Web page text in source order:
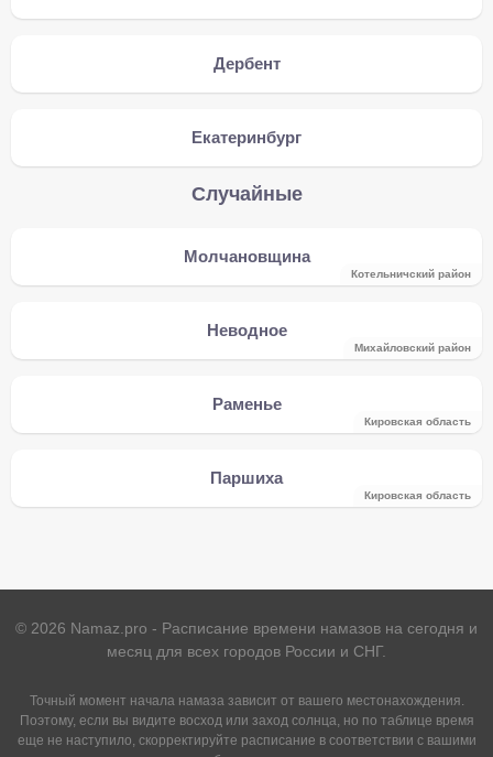
Дербент
Екатеринбург
Случайные
Молчановщина
Котельничский район
Неводное
Михайловский район
Раменье
Кировская область
Паршиха
Кировская область
© 2026 Namaz.pro - Расписание времени намазов на сегодня и
месяц для всех городов России и СНГ.
Точный момент начала намаза зависит от вашего местонахождения.
Поэтому, если вы видите восход или заход солнца, но по таблице время
еще не наступило, скорректируйте расписание в соответствии с вашими